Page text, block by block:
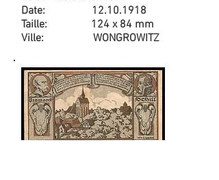
Date: 12.10.1918
Taille: 124 x 84 mm
Ville: WONGROWITZ